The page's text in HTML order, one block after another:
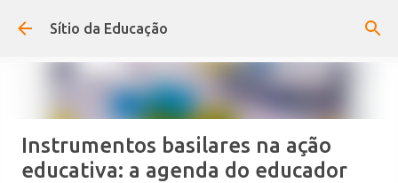
Avançar para o conteúdo principal
Sítio da Educação
Instrumentos basilares na ação
educativa: a agenda do educador